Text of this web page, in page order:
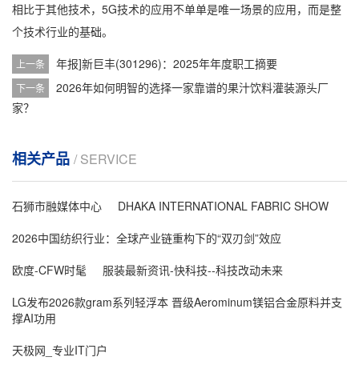
相比于其他技术，5G技术的应用不单单是唯一场景的应用，而是整
个技术行业的基础。
上一条 年报]新巨丰(301296)：2025年年度职工摘要
下一条
2026年如何明智的选择一家靠谱的果汁饮料灌装源头厂
家？
相关产品 / SERVICE
石狮市融媒体中心
DHAKA INTERNATIONAL FABRIC SHOW
2026中国纺织行业：全球产业链重构下的“双刃剑”效应
欧度-CFW时髦
服装最新资讯-快科技--科技改动未来
LG发布2026款gram系列轻浮本 晋级Aerominum镁铝合金原料并支
撑AI功用
天极网_专业IT门户